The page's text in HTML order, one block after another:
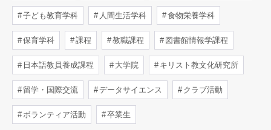
子ども教育学科 人間生活学科 食物栄養学科
保育学科 課程 教職課程 図書館情報学課程
日本語教員養成課程 大学院 キリスト教文化研究所
留学・国際交流 データサイエンス クラブ活動
ボランティア活動 卒業生